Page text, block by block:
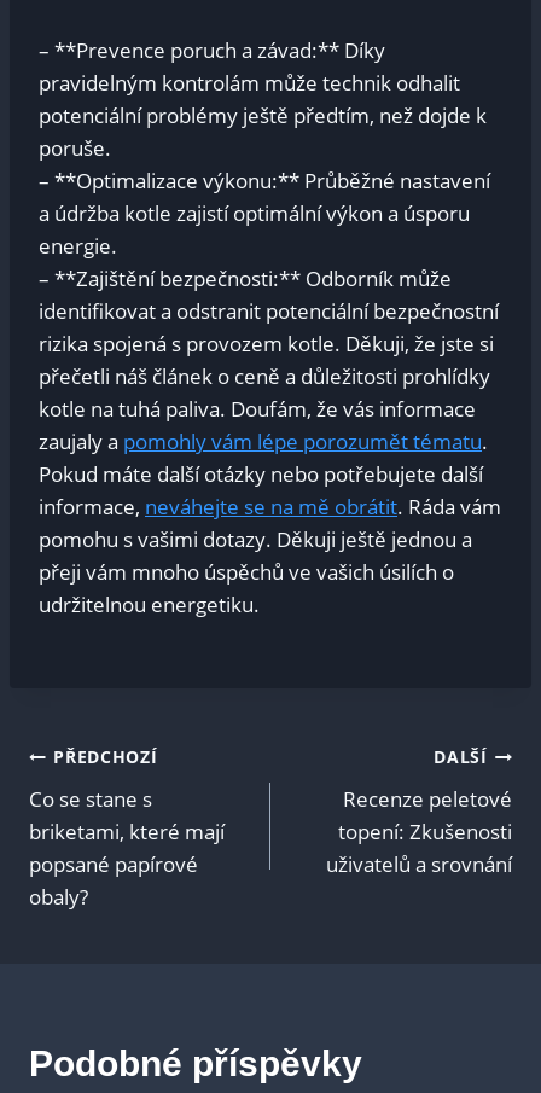
– **Prevence poruch a závad:** Díky
pravidelným kontrolám může technik odhalit
potenciální problémy ještě předtím, než dojde k
poruše.
– **Optimalizace výkonu:** Průběžné nastavení
a údržba kotle zajistí optimální výkon a úsporu
energie.
– **Zajištění bezpečnosti:** Odborník může
identifikovat a odstranit potenciální bezpečnostní
rizika spojená s provozem kotle. Děkuji, že jste si
přečetli náš článek o ceně a důležitosti prohlídky
kotle na tuhá paliva. Doufám, že vás informace
zaujaly a pomohly vám lépe porozumět tématu.
Pokud máte další otázky nebo potřebujete další
informace, neváhejte se na mě obrátit. Ráda vám
pomohu s vašimi dotazy. Děkuji ještě jednou a
přeji vám mnoho úspěchů ve vašich úsilích o
udržitelnou energetiku.
Navigace
pro
příspěvek
PŘEDCHOZÍ
Co se stane s
briketami, které mají
popsané papírové
obaly?
DALŠÍ
Recenze peletové
topení: Zkušenosti
uživatelů a srovnání
Podobné příspěvky